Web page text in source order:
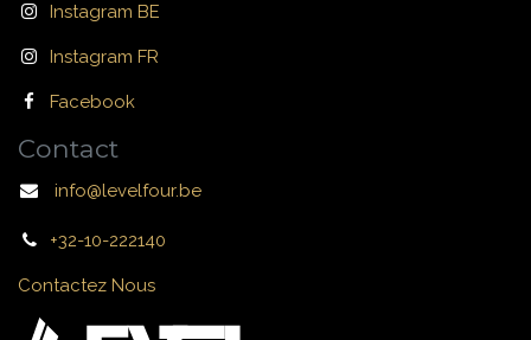
Instagram BE
Instagram FR
Facebook
Contact
info@levelfour.be
+32-10-222140
Contactez Nous